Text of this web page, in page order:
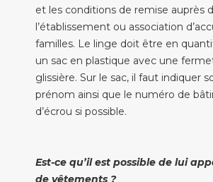
et les conditions de remise auprès
l’établissement ou association
familles. Le linge doit être en
un sac en plastique avec une
glissière. Sur le sac, il faut indiquer
prénom ainsi que le numéro de
d’écrou si possible.
Est-ce qu’il est possible de lui
de vêtements ?